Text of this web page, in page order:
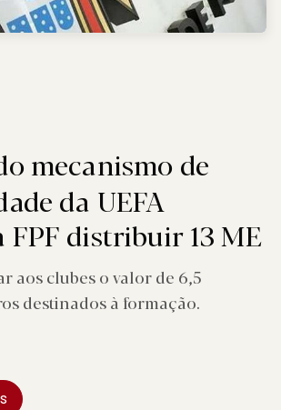
mecanismo de
da UEFA
FPF distribuir 13 ME
aos clubes o valor de 6,5
destinados à formação.